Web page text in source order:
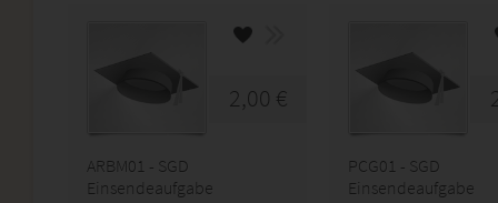
2,00 €
ARBM01 - SGD
Einsendeaufgabe
PCG01 - SGD
Einsendeaufgabe